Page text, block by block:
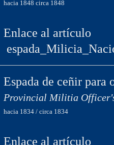
hacia 1848 circa 1848
Enlace al artículo
Espada de ceñir
Provincial Militia
hacia 1834 / circa 1834
Enlace al artículo